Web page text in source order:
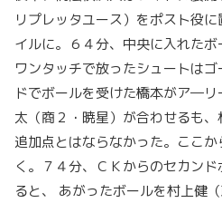
リプレッタユース）をポスト役
イルに。６４分、中央に入れた
ワンタッチで放ったシュートは
ドでボールを受けた橋本がア―
太（商２・暁星）が合わせるも
追加点とはならなかった。ここ
く。７４分、ＣＫからのセカン
ると、 あがったボールを村上健